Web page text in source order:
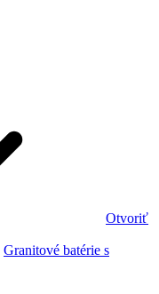
Otvoriť
Granitové batérie s